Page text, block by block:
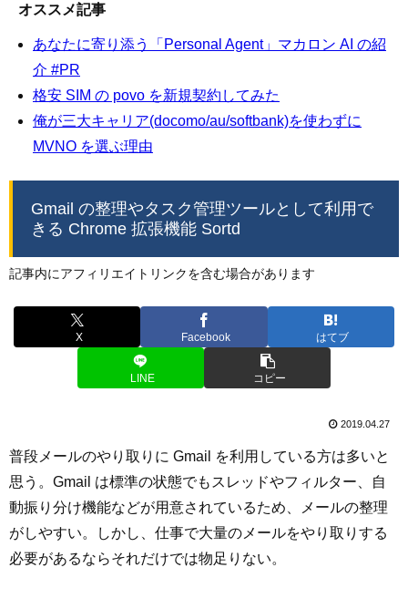
オススメ記事
あなたに寄り添う「Personal Agent」マカロン AI の紹
介 #PR
格安 SIM の povo を新規契約してみた
俺が三大キャリア(docomo/au/softbank)を使わずに
MVNO を選ぶ理由
Gmail の整理やタスク管理ツールとして利用で
きる Chrome 拡張機能 Sortd
記事内にアフィリエイトリンクを含む場合があります
X Facebook はてブ
LINE コピー
2019.04.27
普段メールのやり取りに Gmail を利用している方は多いと
思う。Gmail は標準の状態でもスレッドやフィルター、自
動振り分け機能などが用意されているため、メールの整理
がしやすい。しかし、仕事で大量のメールをやり取りする
必要があるならそれだけでは物足りない。